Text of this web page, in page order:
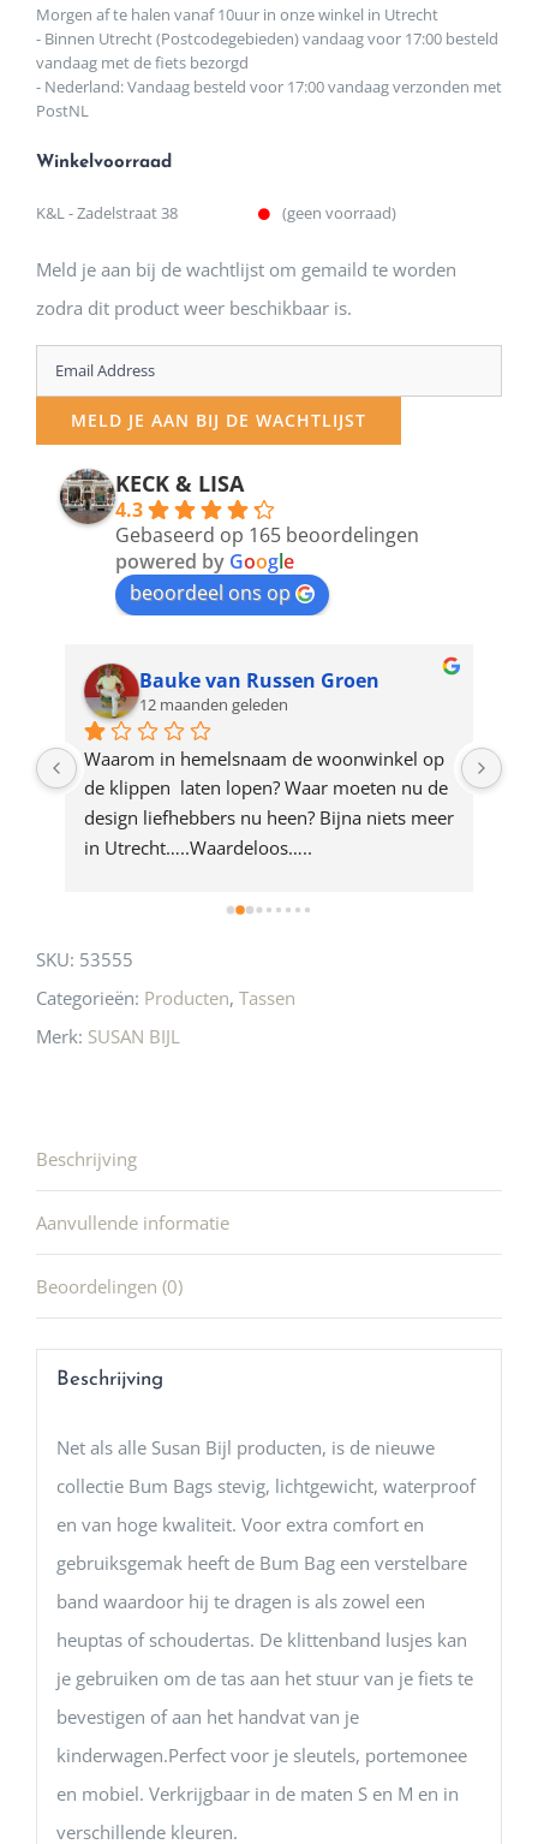
Morgen af te halen vanaf 10uur in onze winkel in Utrecht
- Binnen Utrecht (Postcodegebieden) vandaag voor 17:00 besteld
vandaag met de fiets bezorgd
- Nederland: Vandaag besteld voor 17:00 vandaag verzonden met
PostNL
Winkelvoorraad
K&L - Zadelstraat 38 (geen voorraad)
Meld je aan bij de wachtlijst om gemaild te worden
zodra dit product weer beschikbaar is.
Enter
your
email
address
product
MELD JE AAN BIJ DE WACHTLIJST
KECK & LISA
4.3
Gebaseerd op 165 beoordelingen
powered by Google
beoordeel ons op
Bauke van Russen Groen
12 maanden geleden
Waarom in hemelsnaam de woonwinkel op
de klippen  laten lopen? Waar moeten nu de
design liefhebbers nu heen? Bijna niets meer
in Utrecht…..Waardeloos…..
SKU: 53555
Categorieën: Producten, Tassen
Merk: SUSAN BIJL
Beschrijving
Aanvullende informatie
Beoordelingen (0)
Beschrijving
Net als alle Susan Bijl producten, is de nieuwe
collectie Bum Bags stevig, lichtgewicht, waterproof
en van hoge kwaliteit. Voor extra comfort en
gebruiksgemak heeft de Bum Bag een verstelbare
band waardoor hij te dragen is als zowel een
heuptas of schoudertas. De klittenband lusjes kan
je gebruiken om de tas aan het stuur van je fiets te
bevestigen of aan het handvat van je
kinderwagen.Perfect voor je sleutels, portemonee
en mobiel. Verkrijgbaar in de maten S en M en in
verschillende kleuren.